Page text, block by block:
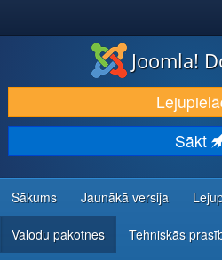
LEJUPIELĀDĒT UN PAPLAŠINĀT
ATKLĀJ UN IEMĀCIES
KOPIENA UN ATBALSTS
IZSTRĀDĀTĀJU RESURSI
Joomla!
Sākt
Sākums Jaunākā versija
Valodu pakotnes Tehniskās